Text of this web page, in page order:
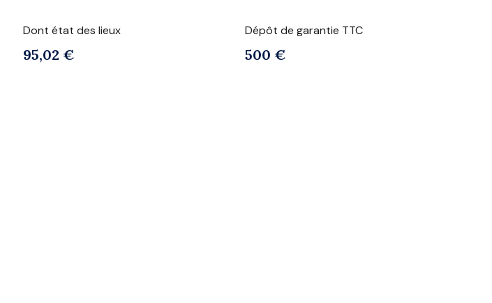
Dont état des lieux
95,02 €
Dépôt de garantie TTC
500 €